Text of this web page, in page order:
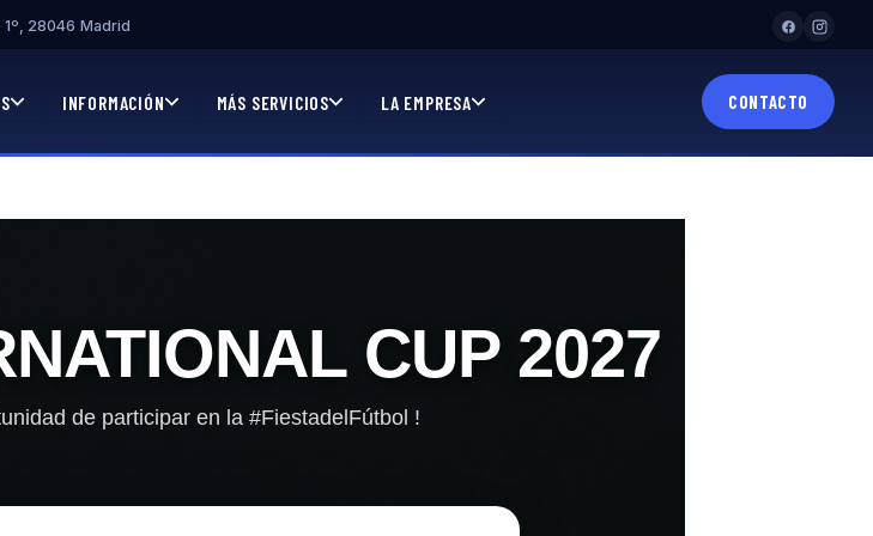
28046 Madrid
INFORMACIÓN MÁS SERVICIOS LA EMPRESA CONTACTO
CUP 2027
de participar en la #FiestadelFútbol !